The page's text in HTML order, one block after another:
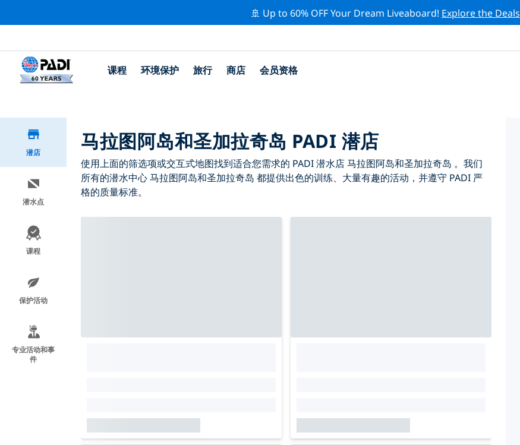
🚢 Up to 60% OFF Your Dream Liveaboard! Explore the Deals
课程 环境保护 旅行 商店 会员资格
潜店
潜水点
课程
保护活动
专业活动和事
件
马拉图阿岛和圣加拉奇岛 PADI 潜店
使用上面的筛选项或交互式地图找到适合您需求的 PADI 潜水店 马拉图阿岛和圣加拉奇岛 。我们
所有的潜水中心 马拉图阿岛和圣加拉奇岛 都提供出色的训练、大量有趣的活动，并遵守 PADI 严
格的质量标准。